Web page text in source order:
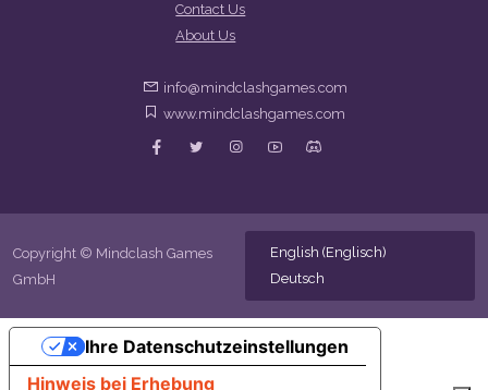
Contact Us
About Us
info@mindclashgames.com
www.mindclashgames.com
Copyright © Mindclash Games
GmbH
English (Englisch)
Deutsch
Hinweis bei Erhebung
Ihre Datenschutzeinstellungen